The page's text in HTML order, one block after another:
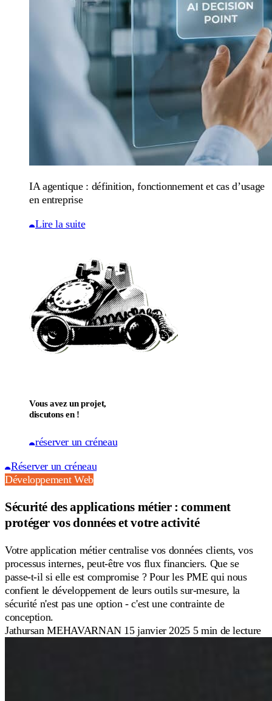
IA agentique : définition, fonctionnement et cas d’usage
en entreprise
Lire la suite
Vous avez un projet,
discutons en !
réserver un créneau
Réserver un créneau
Développement Web
Sécurité des applications métier : comment
protéger vos données et votre activité
Votre application métier centralise vos données clients, vos
processus internes, peut-être vos flux financiers. Que se
passe-t-il si elle est compromise ? Pour les PME qui nous
confient le développement de leurs outils sur-mesure, la
sécurité n'est pas une option - c'est une contrainte de
conception.
Jathursan MEHAVARNAN 15 janvier 2025 5 min de lecture